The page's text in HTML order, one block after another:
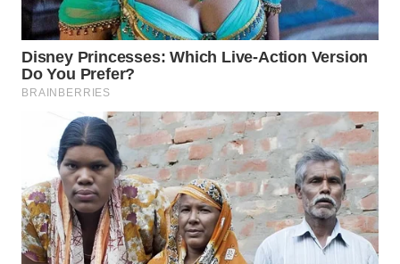
NEWS
WAHANA
TANI
WAHANA
ADVOKAT
WAHANA
INFRASTRUKTUR
WAHANA